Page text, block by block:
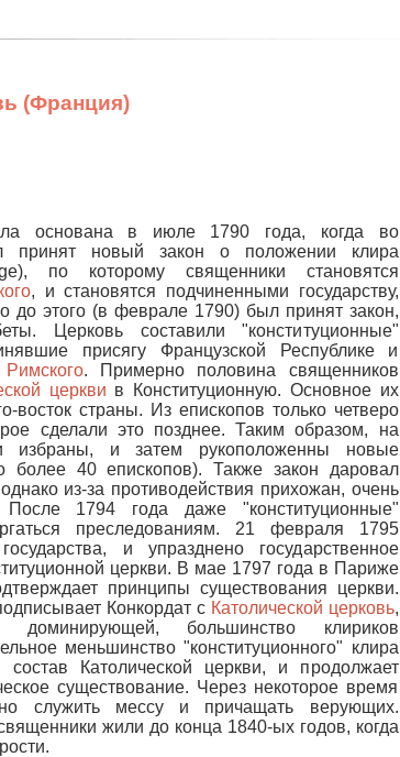
(Франция)
основана в июле 1790 года, когда во
принят новый закон о положении клира
по которому священники становятся
, и становятся подчиненными государству,
до этого (в феврале 1790) был принят закон,
Церковь составили "конституционные"
присягу Французской Республике и
. Примерно половина священников
церкви в Конституционную. Основное их
восток страны. Из епископов только четверо
сделали это позднее. Таким образом, на
избраны, и затем рукоположенны новые
более 40 епископов). Также закон даровал
из-за противодействия прихожан, очень
1794 года даже "конституционные"
преследованиям. 21 февраля 1795
и упразднено государственное
церкви. В мае 1797 года в Париже
принципы существования церкви.
Конкордат с Католической церковь,
доминирующей, большинство клириков
меньшинство "конституционного" клира
состав Католической церкви, и продолжает
существование. Через некоторое время
служить мессу и причащать верующих.
жили до конца 1840-ых годов, когда